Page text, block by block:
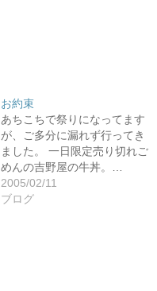
お約束
あちこちで祭りになってます
が、ご多分に漏れず行ってき
ました。 一日限定売り切れご
めんの吉野屋の牛丼。…
2005/02/11
ブログ